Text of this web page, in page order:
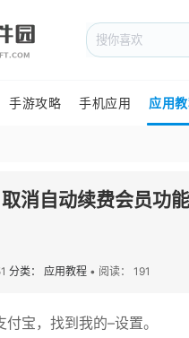
手游攻略 手机应用 应用
取消自动续费会员功
分类： 应用教程 • 阅读： 191
付宝，找到我的–设置。